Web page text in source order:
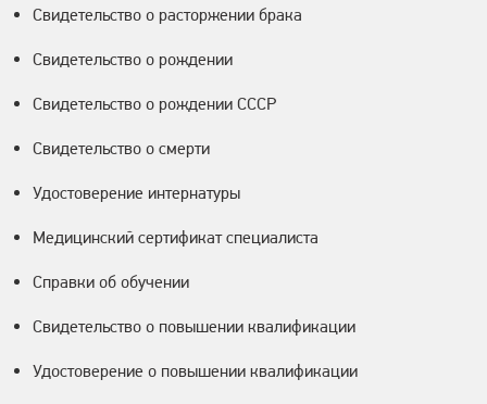
Свидетельство о расторжении брака
Свидетельство о рождении
Свидетельство о рождении СССР
Свидетельство о смерти
Удостоверение интернатуры
Медицинский сертификат специалиста
Справки об обучении
Свидетельство о повышении квалификации
Удостоверение о повышении квалификации